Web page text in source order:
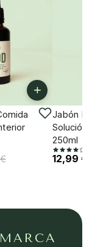
+
-18%
Jabón
Solución
250ml
12,99 €